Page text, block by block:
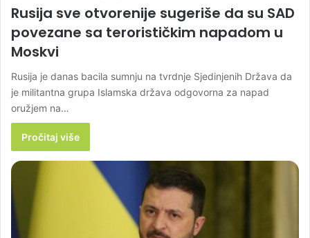
Rusija sve otvorenije sugeriše da su SAD
povezane sa terorističkim napadom u
Moskvi
Rusija je danas bacila sumnju na tvrdnje Sjedinjenih Država da
je militantna grupa Islamska država odgovorna za napad
oružjem na…
Pročitaj više